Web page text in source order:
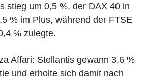
stieg um 0,5 %, der DAX 40 in
% im Plus, während der FTSE
% zulegte.
Affari: Stellantis gewann 3,6 %
und erholte sich damit nach